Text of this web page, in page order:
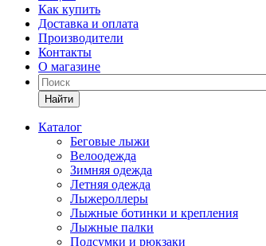
Как купить
Доставка и оплата
Производители
Контакты
О магазине
Найти
Каталог
Беговые лыжи
Велоодежда
Зимняя одежда
Летняя одежда
Лыжероллеры
Лыжные ботинки и крепления
Лыжные палки
Подсумки и рюкзаки